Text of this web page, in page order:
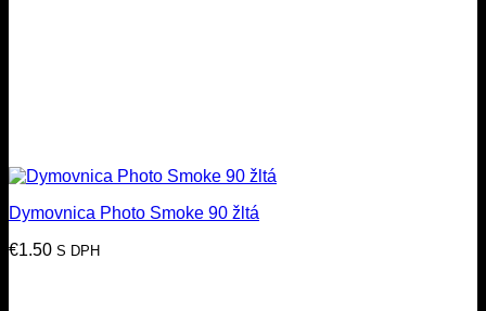
Dymovnica Photo Smoke 90 žltá
€1.50 S DPH